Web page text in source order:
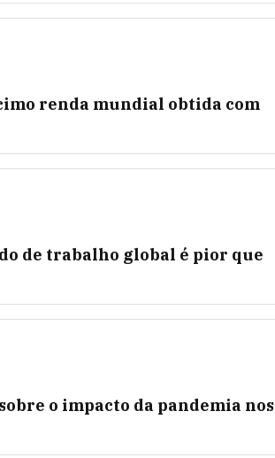
renda mundial obtida com
de trabalho global é pior que
o impacto da pandemia nos